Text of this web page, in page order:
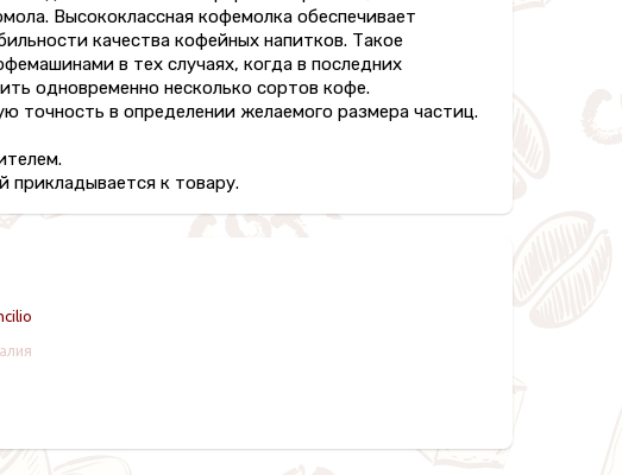
Высококлассная кофемолка обеспечивает
качества кофейных напитков. Такое
в тех случаях, когда в последних
одновременно несколько сортов кофе.
точность в определении желаемого размера частиц.
прикладывается к товару.